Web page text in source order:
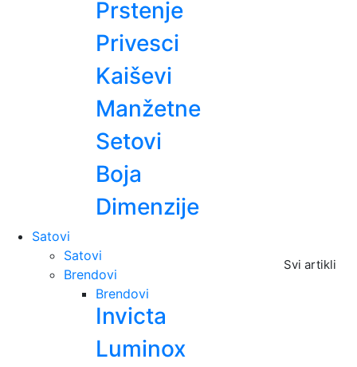
Prstenje
Privesci
Kaiševi
Manžetne
Setovi
Boja
Dimenzije
Satovi
Svi artikli
Satovi
Brendovi
Brendovi
Invicta
Luminox